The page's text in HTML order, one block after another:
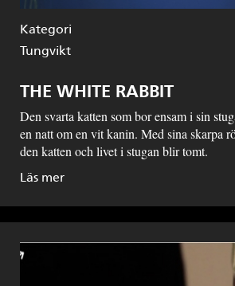
Kategori
Tungvikt
THE WHITE RABBIT
Den svarta katten som bor ensam i sin
en natt om en vit kanin. Med sina skarpa
den katten och livet i stugan blir tomt.
Läs mer